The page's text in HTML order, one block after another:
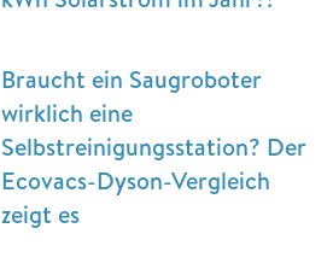
Braucht ein Saugroboter
wirklich eine
Selbstreinigungsstation? Der
Ecovacs-Dyson-Vergleich
zeigt es